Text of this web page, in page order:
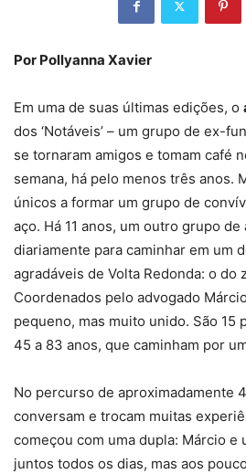
Por Pollyanna Xavier
Em uma de suas últimas edições, o
dos ‘Notáveis’ – um grupo de ex-
se tornaram amigos e tomam café
semana, há pelo menos três anos.
únicos a formar um grupo de
aço. Há 11 anos, um outro grupo
diariamente para caminhar em um
agradáveis de Volta Redonda: o do
Coordenados pelo advogado
pequeno, mas muito unido. São 15
45 a 83 anos, que caminham por
No percurso de aproximadamente
conversam e trocam muitas
começou com uma dupla: Márcio e
juntos todos os dias, mas aos